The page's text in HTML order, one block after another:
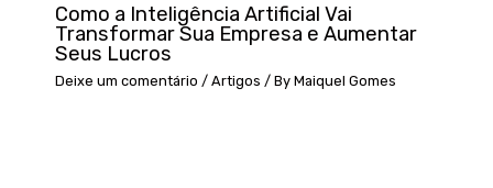
Como a Inteligência Artificial Vai
Transformar Sua Empresa e Aumentar
Seus Lucros
Deixe um comentário / Artigos / By Maiquel Gomes